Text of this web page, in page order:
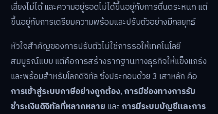
เลี่ยงไม่ได้ และความอยู่รอดไม่ได้ขึ้นอยู่กับการตื่นตระหนก แต่
ขึ้นอยู่กับการเตรียมความพร้อมและปรับตัวอย่างมีกลยุทธ์
หัวใจสำคัญของการปรับตัวไม่ใช่การรอให้เทคโนโลยี
สมบูรณ์แบบ แต่คือการสร้างรากฐานทางธุรกิจให้แข็งแกร่ง
และพร้อมสำหรับโลกดิจิทัล ซึ่งประกอบด้วย 3 เสาหลัก คือ
การเข้าสู่ระบบภาษีอย่างถูกต้อง,การมีช่องทางการรับ
ชำระเงินดิจิทัลที่หลากหลาย และการมีระบบบัญชีและการ